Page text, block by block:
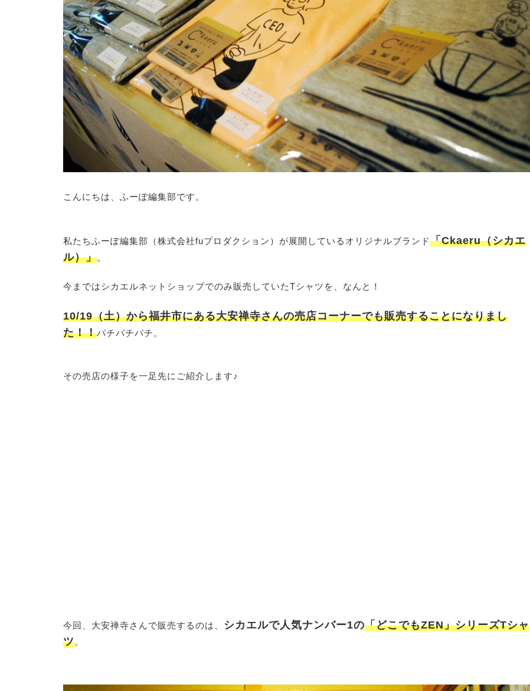
こんにちは、ふーぽ編集部です。
私たちふーぽ編集部（株式会社fuプロダクション）が展開しているオリジナルブランド「Ckaeru（シカエ
ル）」。
今まではシカエルネットショップでのみ販売していたTシャツを、なんと！
10/19（土）から福井市にある大安禅寺さんの売店コーナーでも販売することになりまし
た！！パチパチパチ。
その売店の様子を一足先にご紹介します♪
今回、大安禅寺さんで販売するのは、 シカエルで人気ナンバー1の「どこでもZEN」シリーズTシャ
ツ。